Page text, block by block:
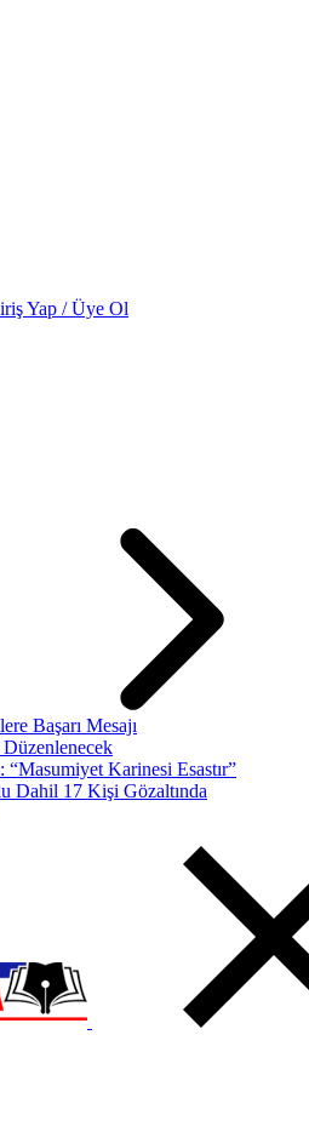
Yap / Üye Ol
Başarı Mesajı
Karinesi Esastır”
Dahil 17 Kişi Gözaltında